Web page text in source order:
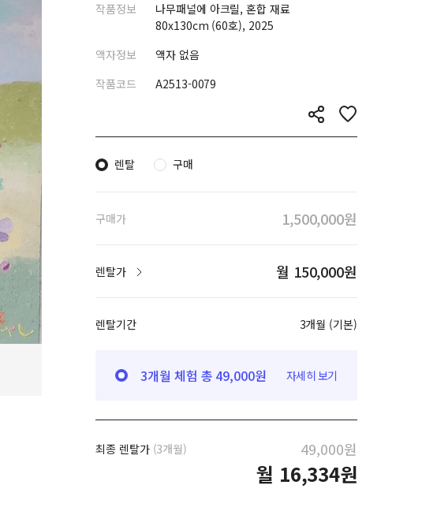
작품정보
나무패널에 아크릴, 혼합 재료
80x130cm (60호), 2025
액자정보
액자 없음
작품코드
A2513-0079
렌탈 구매
구매가 1,500,000원
렌탈가 월 150,000원
렌탈기간 3개월 (기본)
3개월 체험 총 49,000원 자세히 보기
최종 렌탈가(3개월) 49,000원
월 16,334원